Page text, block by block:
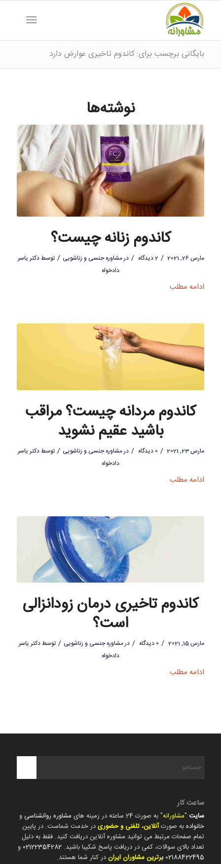
بایگانی برچسب برای: کاندوم تاخیری عوارض دارد
نوشته‌ها
کاندوم زنانه چیست؟
مارس 26, 2021 / 2 دیدگاه / درمشاوره جنسی و زناشویی / توسطدکتر یاسر
دادخواه
ادامه مطلب
کاندوم مردانه چیست؟ مراقب
باشید عقیم نشوید
مارس 23, 2021 / 0 دیدگاه / درمشاوره جنسی و زناشویی / توسطدکتر یاسر
دادخواه
ادامه مطلب
کاندوم تاخیری درمان زودانزالی
است؟
مارس 15, 2021 / 0 دیدگاه / درمشاوره جنسی و زناشویی / توسطدکتر یاسر
دادخواه
ادامه مطلب
ساعت کار
سایت"مشاورانه" به صورت 24 ساعته در زمینه های مشاوره روانشناسی و
خانوادهبه صورتآنلاین، تلفنی و حضوریدر خدمت شماست. در پایین
تمام صفحات مرتبط می توانید مشاوره آنلاین دریافت کنید. فقط به دلیل
تعداد بالای سوالات، کمی در دریافت پاسخ شکیبا باشید. 02122354282 و
02188422495 برترین مشاوران ایراندر کنار شما هستند.